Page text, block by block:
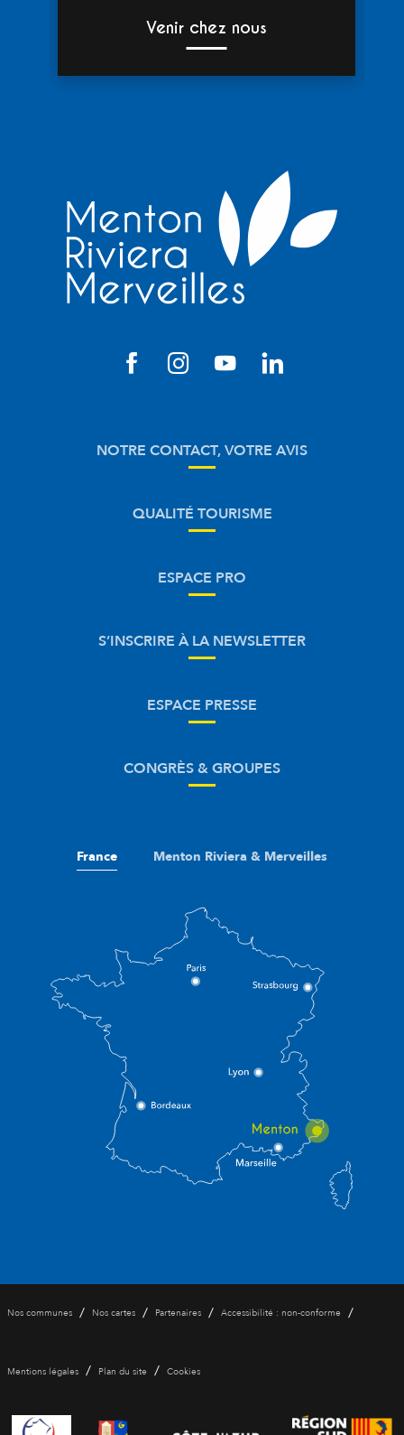
Venir chez nous
NOTRE CONTACT, VOTRE AVIS
QUALITÉ TOURISME
ESPACE PRO
S’INSCRIRE À LA NEWSLETTER
ESPACE PRESSE
CONGRÈS & GROUPES
France Menton Riviera & Merveilles
Nos communes / Nos cartes / Partenaires / Accessibilité : non-conforme /
Mentions légales / Plan du site / Cookies